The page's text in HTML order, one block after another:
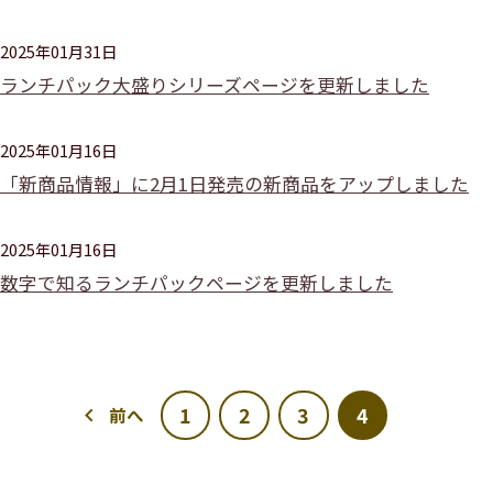
2025年01月31日
ランチパック大盛りシリーズページを更新しました
2025年01月16日
「新商品情報」に2月1日発売の新商品をアップしました
2025年01月16日
数字で知るランチパックページを更新しました
前へ 1 2 3 4